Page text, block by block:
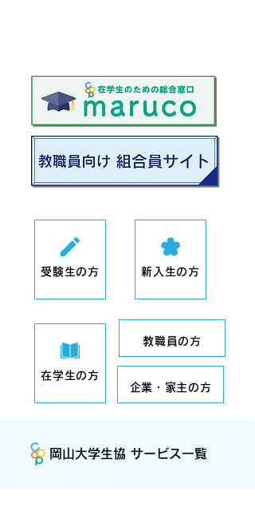
受験生の方 新入生の方
在学生の方
教職員の方
企業・家主の方
岡山大学生協 サービス一覧